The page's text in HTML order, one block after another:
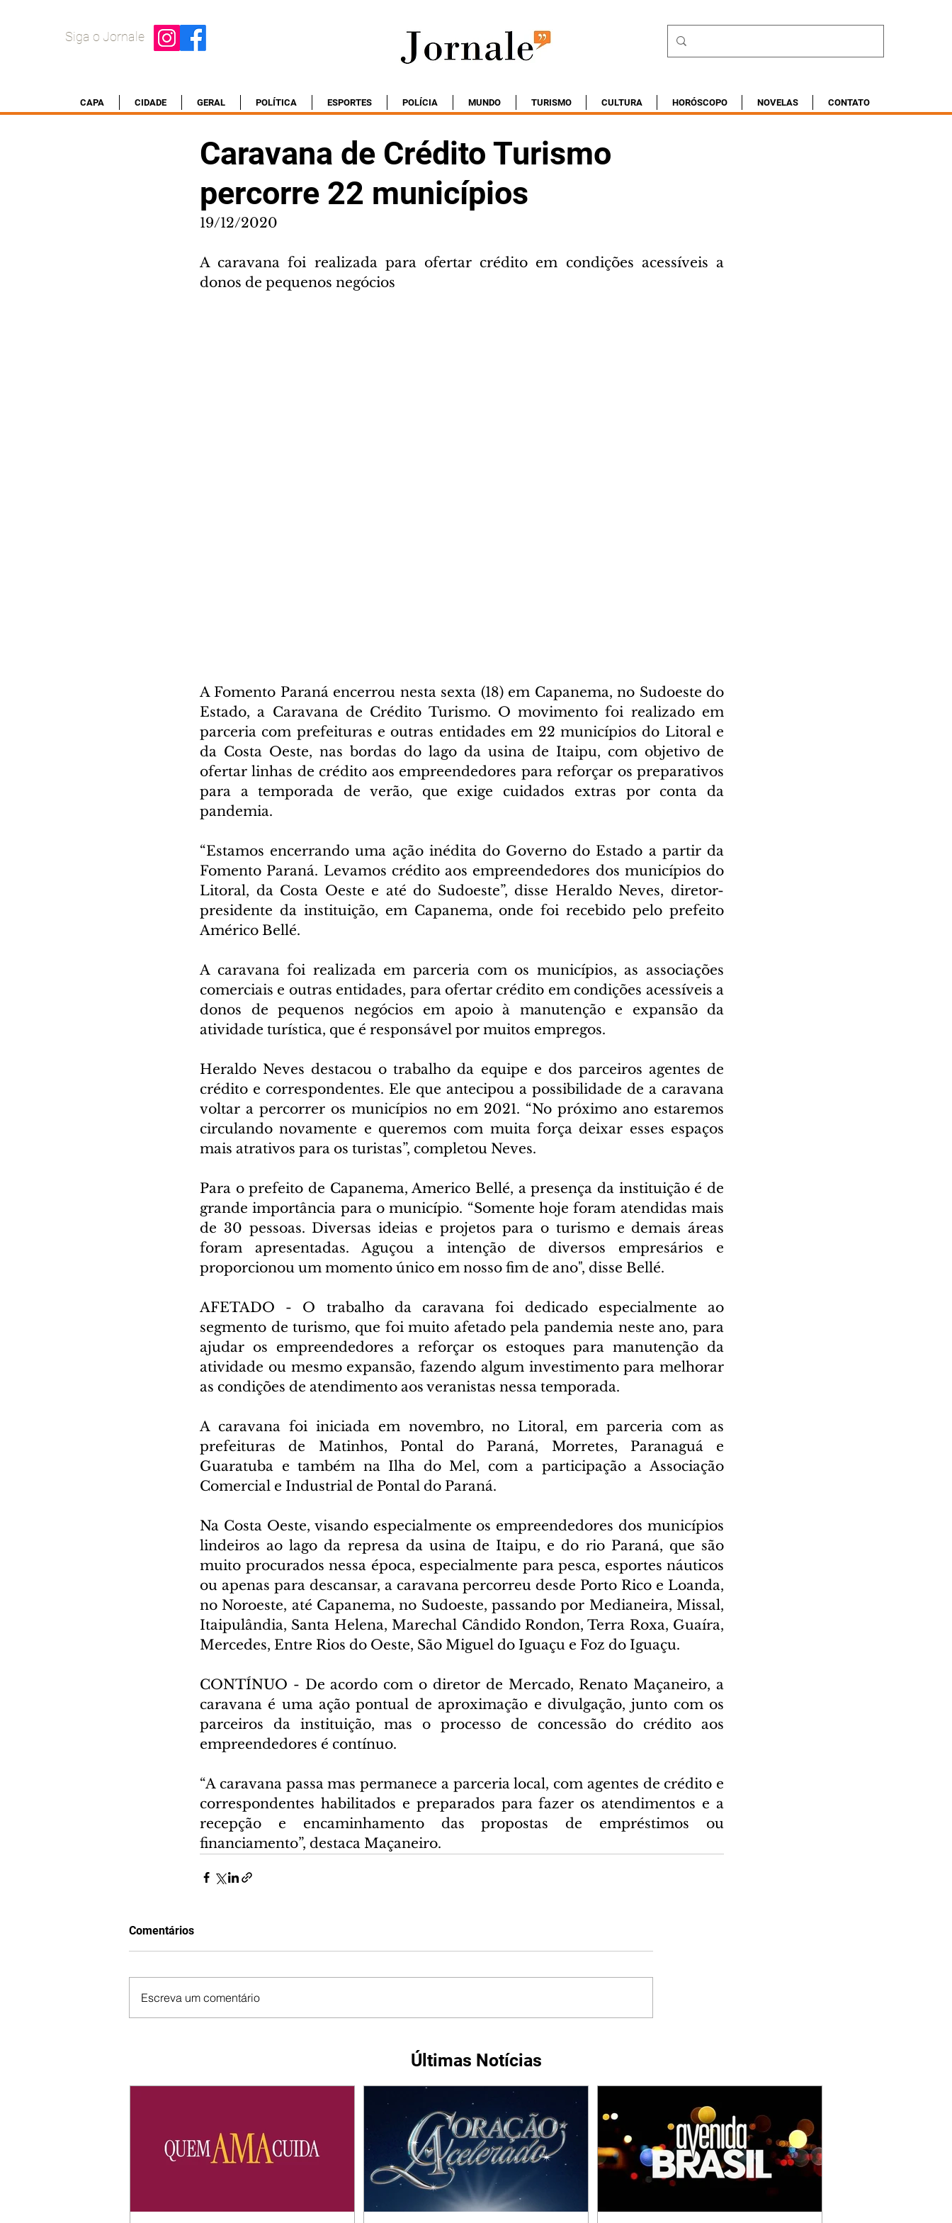
Siga o Jornale
CAPA CIDADE GERAL POLÍTICA ESPORTES POLÍCIA MUNDO TURISMO CULTURA HORÓSCOPO NOVELAS CONTATO
Caravana de Crédito Turismo
percorre 22 municípios
19/12/2020
A caravana foi realizada para ofertar crédito em condições acessíveis a
donos de pequenos negócios
A Fomento Paraná encerrou nesta sexta (18) em Capanema, no Sudoeste do
Estado, a Caravana de Crédito Turismo. O movimento foi realizado em
parceria com prefeituras e outras entidades em 22 municípios do Litoral e
da Costa Oeste, nas bordas do lago da usina de Itaipu, com objetivo de
ofertar linhas de crédito aos empreendedores para reforçar os preparativos
para a temporada de verão, que exige cuidados extras por conta da
pandemia.
“Estamos encerrando uma ação inédita do Governo do Estado a partir da
Fomento Paraná. Levamos crédito aos empreendedores dos municípios do
Litoral, da Costa Oeste e até do Sudoeste”, disse Heraldo Neves, diretor-
presidente da instituição, em Capanema, onde foi recebido pelo prefeito
Américo Bellé.
A caravana foi realizada em parceria com os municípios, as associações
comerciais e outras entidades, para ofertar crédito em condições acessíveis a
donos de pequenos negócios em apoio à manutenção e expansão da
atividade turística, que é responsável por muitos empregos.
Heraldo Neves destacou o trabalho da equipe e dos parceiros agentes de
crédito e correspondentes. Ele que antecipou a possibilidade de a caravana
voltar a percorrer os municípios no em 2021. “No próximo ano estaremos
circulando novamente e queremos com muita força deixar esses espaços
mais atrativos para os turistas”, completou Neves.
Para o prefeito de Capanema, Americo Bellé, a presença da instituição é de
grande importância para o município. “Somente hoje foram atendidas mais
de 30 pessoas. Diversas ideias e projetos para o turismo e demais áreas
foram apresentadas. Aguçou a intenção de diversos empresários e
proporcionou um momento único em nosso fim de ano", disse Bellé.
AFETADO - O trabalho da caravana foi dedicado especialmente ao
segmento de turismo, que foi muito afetado pela pandemia neste ano, para
ajudar os empreendedores a reforçar os estoques para manutenção da
atividade ou mesmo expansão, fazendo algum investimento para melhorar
as condições de atendimento aos veranistas nessa temporada.
A caravana foi iniciada em novembro, no Litoral, em parceria com as
prefeituras de Matinhos, Pontal do Paraná, Morretes, Paranaguá e
Guaratuba e também na Ilha do Mel, com a participação a Associação
Comercial e Industrial de Pontal do Paraná.
Na Costa Oeste, visando especialmente os empreendedores dos municípios
lindeiros ao lago da represa da usina de Itaipu, e do rio Paraná, que são
muito procurados nessa época, especialmente para pesca, esportes náuticos
ou apenas para descansar, a caravana percorreu desde Porto Rico e Loanda,
no Noroeste, até Capanema, no Sudoeste, passando por Medianeira, Missal,
Itaipulândia, Santa Helena, Marechal Cândido Rondon, Terra Roxa, Guaíra,
Mercedes, Entre Rios do Oeste, São Miguel do Iguaçu e Foz do Iguaçu.
CONTÍNUO - De acordo com o diretor de Mercado, Renato Maçaneiro, a
caravana é uma ação pontual de aproximação e divulgação, junto com os
parceiros da instituição, mas o processo de concessão do crédito aos
empreendedores é contínuo.
“A caravana passa mas permanece a parceria local, com agentes de crédito e
correspondentes habilitados e preparados para fazer os atendimentos e a
recepção e encaminhamento das propostas de empréstimos ou
financiamento”, destaca Maçaneiro.
Comentários
Escreva um comentário
Últimas Notícias